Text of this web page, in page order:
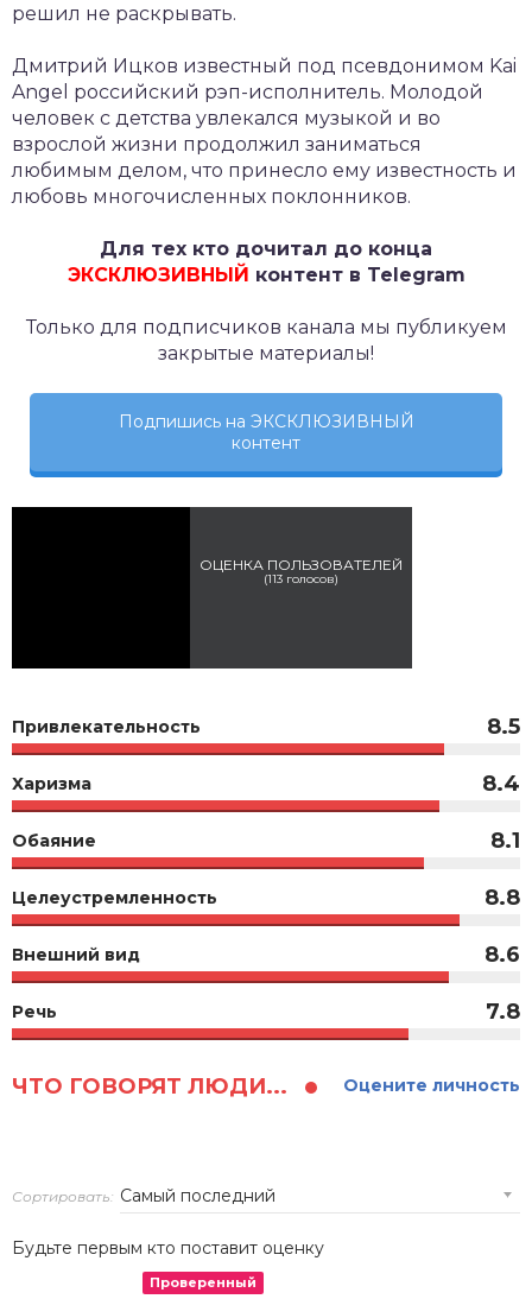
решил не раскрывать.
Дмитрий Ицков известный под псевдонимом Kai
Angel российский рэп-исполнитель. Молодой
человек с детства увлекался музыкой и во
взрослой жизни продолжил заниматься
любимым делом, что принесло ему известность и
любовь многочисленных поклонников.
Для тех кто дочитал до конца
ЭКСКЛЮЗИВНЫЙ контент в Telegram
Только для подписчиков канала мы публикуем
закрытые материалы!
Подпишись на ЭКСКЛЮЗИВНЫЙ
контент
ОЦЕНКА ПОЛЬЗОВАТЕЛЕЙ
(113 голосов)
Привлекательность 8.5
Харизма 8.4
Обаяние 8.1
Целеустремленность 8.8
Внешний вид 8.6
Речь 7.8
ЧТО ГОВОРЯТ ЛЮДИ... Оцените личность
Сортировать:
Будьте первым кто поставит оценку
Проверенный